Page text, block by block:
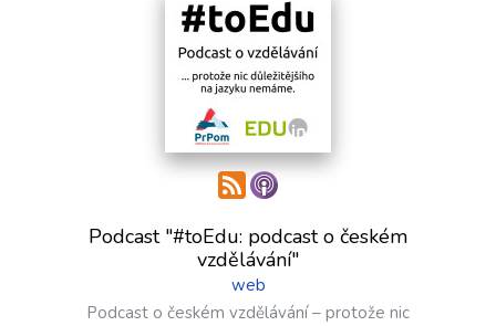
Podcast "#toEdu: podcast o českém
vzdělávání"
web
Podcast o českém vzdělávání – protože nic